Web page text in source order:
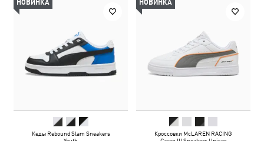
НОВИНКА
Кеды Rebound Slam Sneakers
НОВИНКА
Кроссовки McLAREN RACING